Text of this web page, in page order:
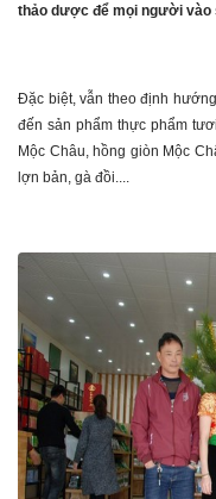
thảo dược để mọi người
Đặc biệt, vẫn theo định
đến sản phẩm thực phẩm
Mộc Châu, hồng giòn Mộc
lợn bản, gà đồi....